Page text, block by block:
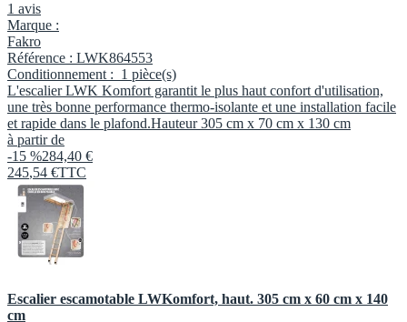
1 avis
Marque :
Fakro
Référence : LWK864553
Conditionnement : 1 pièce(s)
L'escalier LWK Komfort garantit le plus haut confort d'utilisation,
une très bonne performance thermo-isolante et une installation facile
et rapide dans le plafond.Hauteur 305 cm x 70 cm x 130 cm
à partir de
-15 %284,40 €
245,54 €TTC
Escalier escamotable LWKomfort, haut. 305 cm x 60 cm x 140
cm